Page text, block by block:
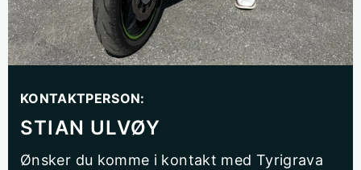
KONTAKTPERSON:
STIAN ULVØY
Ønsker du komme i kontakt med Tyrigrava